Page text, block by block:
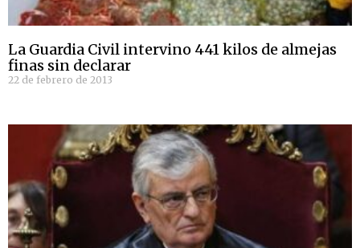
La Guardia Civil intervino 441 kilos de almejas
finas sin declarar
22 de febrero de 2013